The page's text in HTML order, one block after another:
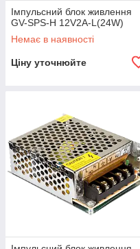
системи, а також
простий і
Імпульсний блок живлення
GV-SPS-H 12V2A-L(24W)
Немає в наявності
Ціну уточнюйте